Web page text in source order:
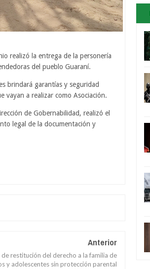
realizó la entrega de la personería
del pueblo Guaraní.
brindará garantías y seguridad
vayan a realizar como Asociación.
de Gobernabilidad, realizó el
legal de la documentación y
Anterior
restitución del derecho a la familia de
y adolescentes sin protección parental